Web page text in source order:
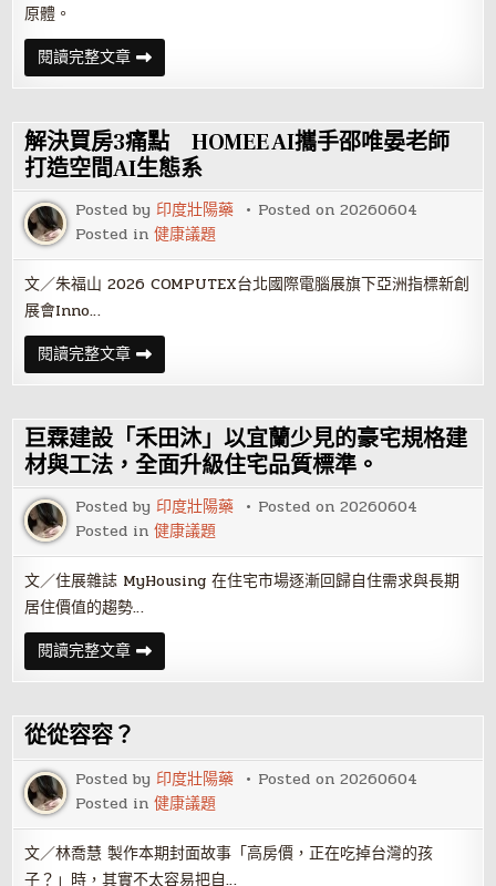
原體。
閱讀完整文章如
何
判
攝
護
腺
發
炎
治
好
了？
解決買房3痛點 HOMEE AI攜手邵唯晏老師
打造空間AI生態系
Posted by 印度壯陽藥 Posted on20260604
Posted in健康議題
文／朱福山 2026 COMPUTEX台北國際電腦展旗下亞洲指標新創
展會Inno…
閱讀完整文章解
決
買
3
痛
點
HOMEE
AI
攜
手
邵
唯
晏
師
打
造
空
間
AI
生
巨霖建設「禾田沐」以宜蘭少見的豪宅規格建
材與工法，全面升級住宅品質標準。
Posted by 印度壯陽藥 Posted on20260604
Posted in健康議題
文／住展雜誌 MyHousing 在住宅市場逐漸回歸自住需求與長期
居住價值的趨勢…
閱讀完整文章巨
霖
建
「禾
田
以
宜
蘭
少
的
豪
宅
從從容容？
Posted by 印度壯陽藥 Posted on20260604
Posted in健康議題
文／林喬慧 製作本期封面故事「高房價，正在吃掉台灣的孩
子？」時，其實不太容易把自…